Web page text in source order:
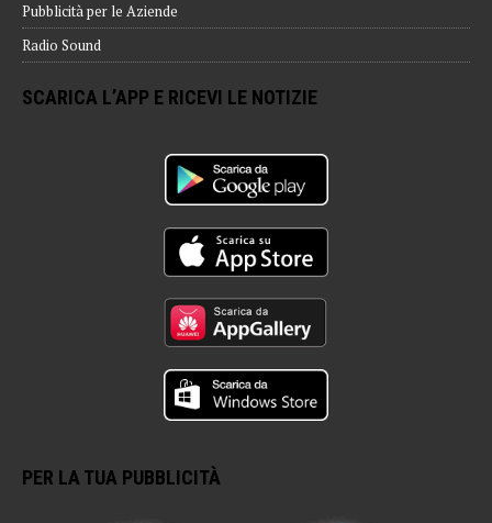
Pubblicità per le Aziende
Radio Sound
SCARICA L’APP E RICEVI LE NOTIZIE
PER LA TUA PUBBLICITÀ